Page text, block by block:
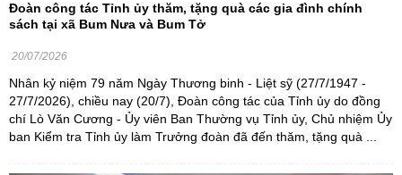
Đoàn công tác Tỉnh ủy thăm, tặng quà các gia đình chính
sách tại xã Bum Nưa và Bum Tở
20/07/2026
Nhân kỷ niệm 79 năm Ngày Thương binh - Liệt sỹ (27/7/1947 -
27/7/2026), chiều nay (20/7), Đoàn công tác của Tỉnh ủy do đồng
chí Lò Văn Cương - Ủy viên Ban Thường vụ Tỉnh ủy, Chủ nhiệm Ủy
ban Kiểm tra Tỉnh ủy làm Trưởng đoàn đã đến thăm, tặng quà ...